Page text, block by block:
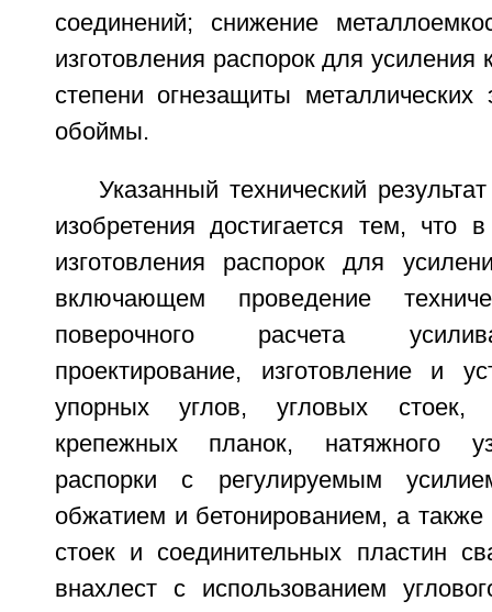
соединений; снижение
изготовления распорок для
степени огнезащиты металлических
обоймы.
Указанный технический
изобретения достигается тем, что
изготовления распорок для
включающем проведение
поверочного расчета
проектирование, изготовление и
упорных углов, угловых стоек,
крепежных планок, натяжного
распорки с регулируемым
обжатием и бетонированием, а также
стоек и соединительных пластин
внахлест с использованием